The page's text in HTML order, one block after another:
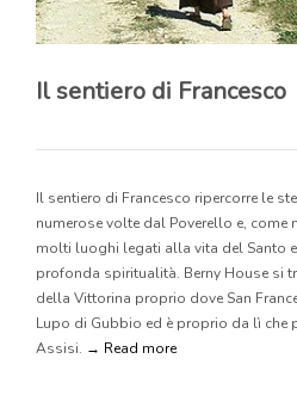
Il sentiero di Francesco
Il sentiero di Francesco ripercorre le
numerose volte dal Poverello e, come
molti luoghi legati alla vita del Santo
profonda spiritualità. Berny House si
della Vittorina proprio dove San
Lupo di Gubbio ed è proprio da lì che
Assisi. → Read more